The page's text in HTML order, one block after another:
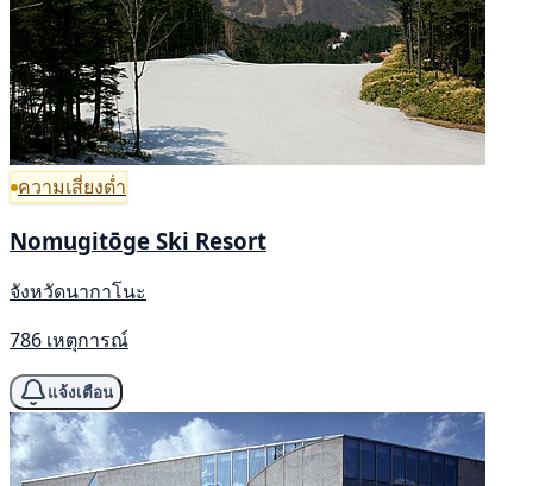
ความเสี่ยงต่ำ
Nomugitōge Ski Resort
จังหวัดนากาโนะ
786 เหตุการณ์
แจ้งเตือน